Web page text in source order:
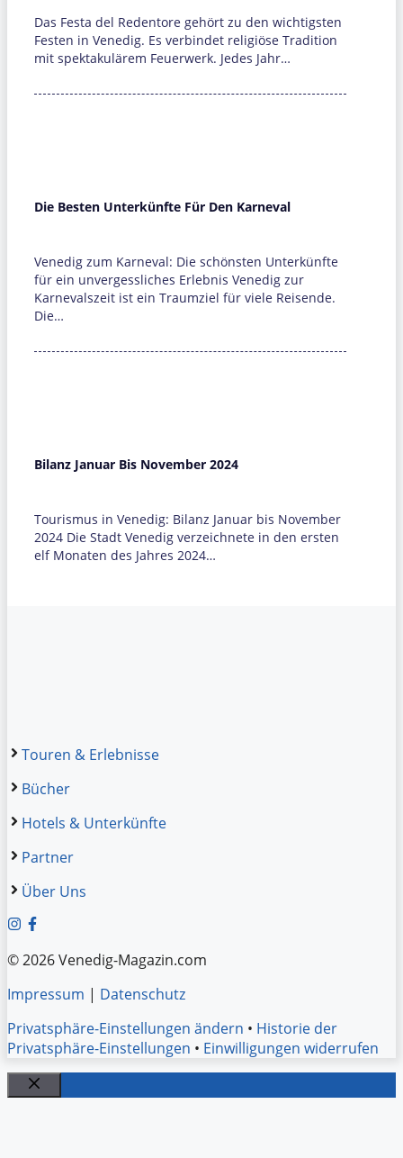
Das Festa del Redentore gehört zu den wichtigsten
Festen in Venedig. Es verbindet religiöse Tradition
mit spektakulärem Feuerwerk. Jedes Jahr…
Die Besten Unterkünfte Für Den Karneval
Venedig zum Karneval: Die schönsten Unterkünfte
für ein unvergessliches Erlebnis Venedig zur
Karnevalszeit ist ein Traumziel für viele Reisende.
Die…
Bilanz Januar Bis November 2024
Tourismus in Venedig: Bilanz Januar bis November
2024 Die Stadt Venedig verzeichnete in den ersten
elf Monaten des Jahres 2024…
Touren & Erlebnisse
Bücher
Hotels & Unterkünfte
Partner
Über Uns
© 2026 Venedig-Magazin.com
Impressum | Datenschutz
Privatsphäre-Einstellungen ändern • Historie der
Privatsphäre-Einstellungen • Einwilligungen widerrufen
Schließen